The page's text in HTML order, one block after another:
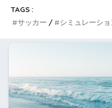
TAGS :
サッカー
シミュレーシ